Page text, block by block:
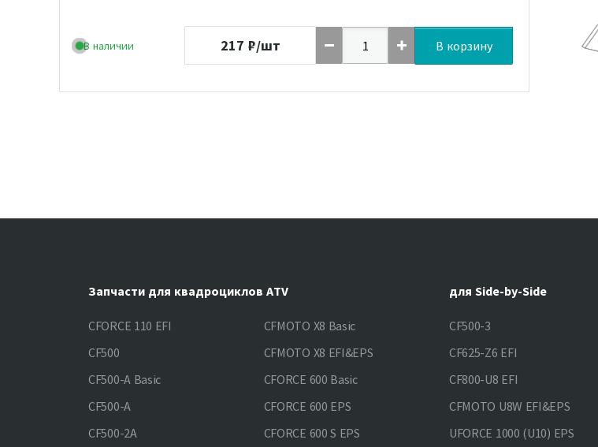
В наличии 217 ₽/шт В корзину
Запчасти для квадроциклов ATV
CFORCE 110 EFI
CF500
CF500-A Basic
CF500-A
CF500-2A
CFMOTO X8 Basic
CFMOTO X8 EFI&EPS
CFORCE 600 Basic
CFORCE 600 EPS
CFORCE 600 S EPS
для Side-by-Side
CF500-3
CF625-Z6 EFI
CF800-U8 EFI
CFMOTO U8W EFI&EPS
UFORCE 1000 (U10) EPS